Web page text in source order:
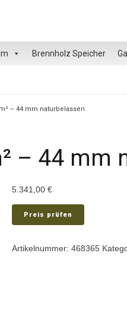
Brennholz Speicher
– 44 mm naturbelassen
– 44 mm
5.341,00€
Preis prüfen
Artikelnummer:468365